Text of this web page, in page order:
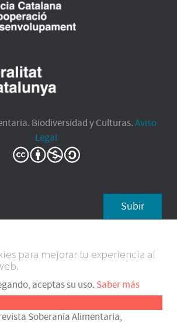
Biodiversidad y Culturas.Aviso
Legal
Subir
para mejorar tu experiencia al
aceptas su uso. Saber más
Soberanía Alimentaria,